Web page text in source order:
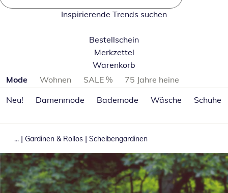
Inspirierende Trends suchen
Bestellschein
Merkzettel
Warenkorb
Produktkategorien überspringen
Mode Wohnen SALE %
75 Jahre heine
Neu!
Damenmode Bademode Wäsche Schuhe
... | Gardinen & Rollos | Scheibengardinen